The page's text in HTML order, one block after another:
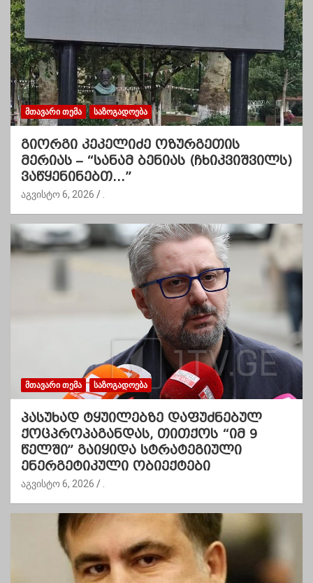
ᲛᲗᲐᲕᲐᲠᲘ ᲗᲔᲛᲐ ᲡᲐᲖᲝᲒᲐᲓᲝᲔᲑᲐ
გიორგი კეკელიძე ოზურგეთის
მერიას – “სანამ ბენიას (ჩხიკვიშვილს)
ვაწყენინებთ…”
აგვისტო 6, 2026
ᲛᲗᲐᲕᲐᲠᲘ ᲗᲔᲛᲐ ᲡᲐᲖᲝᲒᲐᲓᲝᲔᲑᲐ
პასუხად ტყუილებზე დაფუძნებულ
ქოცპროპაგანდას, თითქოს “იმ 9
წელში” გაიყიდა სტრატეგიული
ენერგეტიკული ობიექტები
აგვისტო 6, 2026